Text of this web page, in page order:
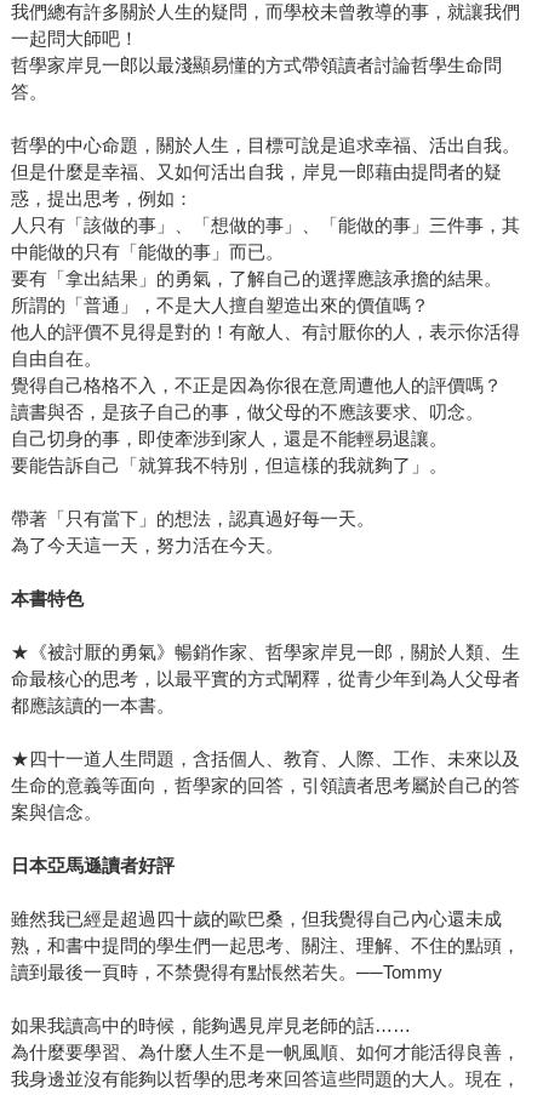
我們總有許多關於人生的疑問，而學校未曾教導的事，就讓我們
一起問大師吧！
哲學家岸見一郎以最淺顯易懂的方式帶領讀者討論哲學生命問
答。
哲學的中心命題，關於人生，目標可說是追求幸福、活出自我。
但是什麼是幸福、又如何活出自我，岸見一郎藉由提問者的疑
惑，提出思考，例如：
人只有「該做的事」、「想做的事」、「能做的事」三件事，其
中能做的只有「能做的事」而已。
要有「拿出結果」的勇氣，了解自己的選擇應該承擔的結果。
所謂的「普通」，不是大人擅自塑造出來的價值嗎？
他人的評價不見得是對的！有敵人、有討厭你的人，表示你活得
自由自在。
覺得自己格格不入，不正是因為你很在意周遭他人的評價嗎？
讀書與否，是孩子自己的事，做父母的不應該要求、叨念。
自己切身的事，即使牽涉到家人，還是不能輕易退讓。
要能告訴自己「就算我不特別，但這樣的我就夠了」。
帶著「只有當下」的想法，認真過好每一天。
為了今天這一天，努力活在今天。
本書特色
★《被討厭的勇氣》暢銷作家、哲學家岸見一郎，關於人類、生
命最核心的思考，以最平實的方式闡釋，從青少年到為人父母者
都應該讀的一本書。
★四十一道人生問題，含括個人、教育、人際、工作、未來以及
生命的意義等面向，哲學家的回答，引領讀者思考屬於自己的答
案與信念。
日本亞馬遜讀者好評
雖然我已經是超過四十歲的歐巴桑，但我覺得自己內心還未成
熟，和書中提問的學生們一起思考、關注、理解、不住的點頭，
讀到最後一頁時，不禁覺得有點悵然若失。──Tommy
如果我讀高中的時候，能夠遇見岸見老師的話……
為什麼要學習、為什麼人生不是一帆風順、如何才能活得良善，
我身邊並沒有能夠以哲學的思考來回答這些問題的大人。現在，